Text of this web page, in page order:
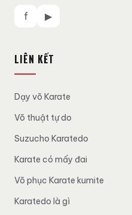
f ▶
LIÊN KẾT
Dạy võ Karate
Võ thuật tự do
Suzucho Karatedo
Karate có mấy đai
Võ phục Karate kumite
Karatedo là gì